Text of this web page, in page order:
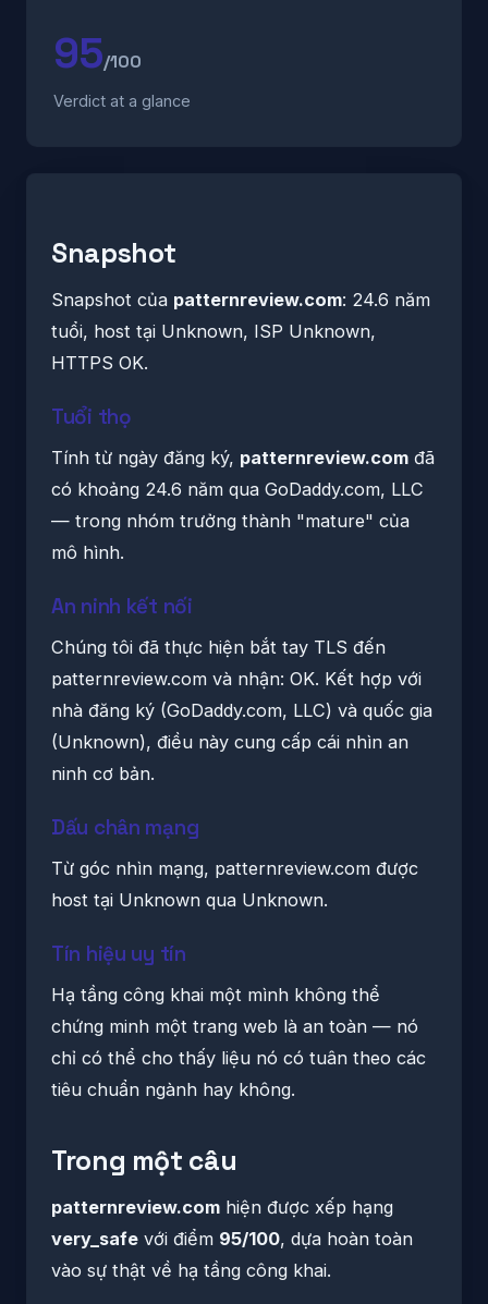
95/100
Verdict at a glance
Snapshot
Snapshot của patternreview.com: 24.6 năm
tuổi, host tại Unknown, ISP Unknown,
HTTPS OK.
Tuổi thọ
Tính từ ngày đăng ký, patternreview.com đã
có khoảng 24.6 năm qua GoDaddy.com, LLC
— trong nhóm trưởng thành "mature" của
mô hình.
An ninh kết nối
Chúng tôi đã thực hiện bắt tay TLS đến
patternreview.com và nhận: OK. Kết hợp với
nhà đăng ký (GoDaddy.com, LLC) và quốc gia
(Unknown), điều này cung cấp cái nhìn an
ninh cơ bản.
Dấu chân mạng
Từ góc nhìn mạng, patternreview.com được
host tại Unknown qua Unknown.
Tín hiệu uy tín
Hạ tầng công khai một mình không thể
chứng minh một trang web là an toàn — nó
chỉ có thể cho thấy liệu nó có tuân theo các
tiêu chuẩn ngành hay không.
Trong một câu
patternreview.com hiện được xếp hạng
very_safe với điểm 95/100, dựa hoàn toàn
vào sự thật về hạ tầng công khai.